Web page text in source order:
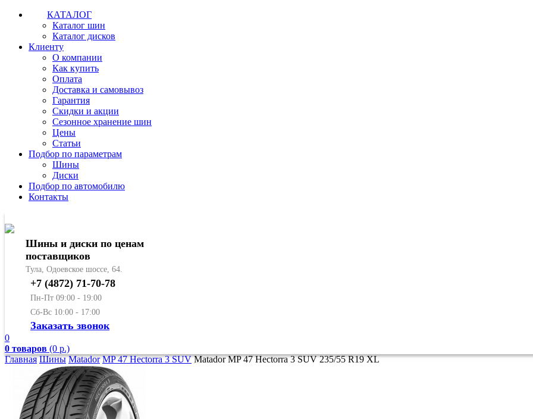
КАТАЛОГ
Каталог шин
Каталог дисков
Клиенту
О компании
Как купить
Оплата
Доставка и самовывоз
Гарантия
Скидки и акции
Сезонное хранение шин
Цены
Статьи
Подбор по параметрам
Шины
Диски
Подбор по автомобилю
Контакты
Шины и диски по ценам
поставщиков
Тула, Одоевское шоссе, 64.
+7 (4872) 71-70-78
Пн-Пт 09:00 - 19:00
Сб-Вс 10:00 - 17:00
Заказать звонок
0
0 товаров (0 р.)
Главная Шины Matador MP 47 Hectorra 3 SUVMatador MP 47 Hectorra 3 SUV 235/55 R19 XL